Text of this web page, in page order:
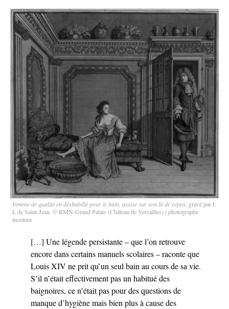
Femme de qualité en déshabillé pour le bain, assise sur son lit de repos , gravé par I.
L de Saint-Jean. © RMN-Grand Palais (Château de Versailles) / photographe
inconnu
[…] Une légende persistante – que l’on retrouve
encore dans certains manuels scolaires – raconte que
Louis XIV ne prit qu’un seul bain au cours de sa vie.
S’il n’était effectivement pas un habitué des
baignoires, ce n’était pas pour des questions de
manque d’hygiène mais bien plus à cause des